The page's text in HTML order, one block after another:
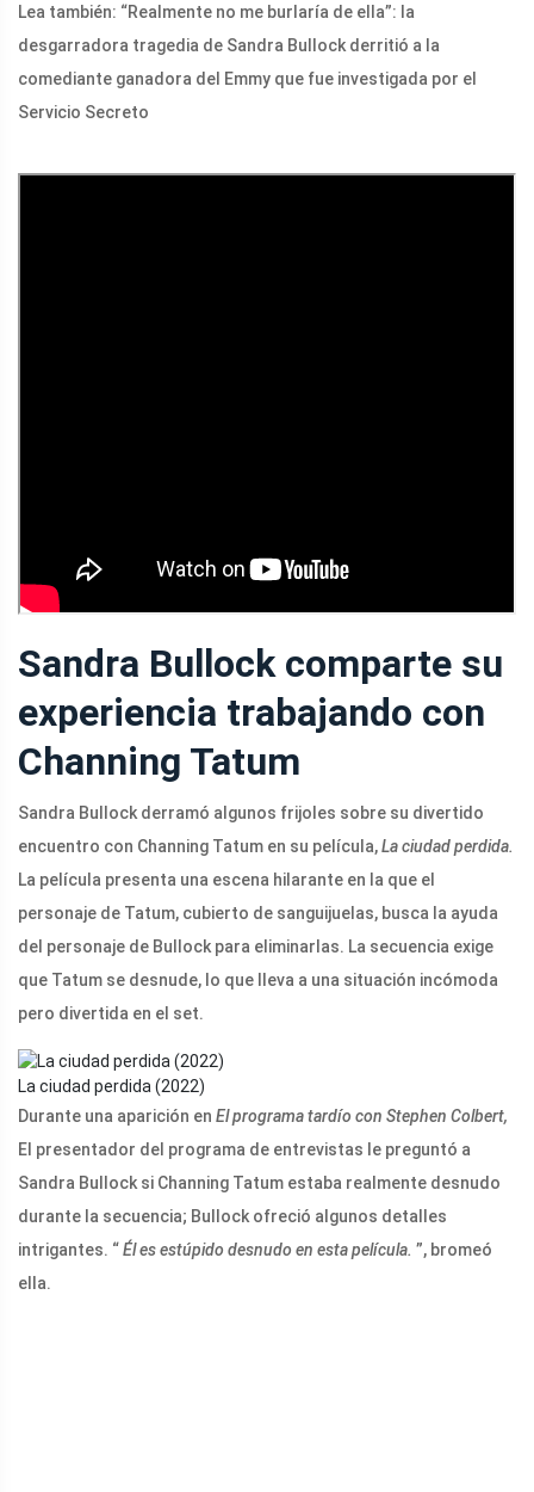
Lea también: “Realmente no me burlaría de ella”: la
desgarradora tragedia de Sandra Bullock derritió a la
comediante ganadora del Emmy que fue investigada por el
Servicio Secreto
Sandra Bullock comparte su
experiencia trabajando con
Channing Tatum
Sandra Bullock derramó algunos frijoles sobre su divertido
encuentro con Channing Tatum en su película,La ciudad perdida.
La película presenta una escena hilarante en la que el
personaje de Tatum, cubierto de sanguijuelas, busca la ayuda
del personaje de Bullock para eliminarlas. La secuencia exige
que Tatum se desnude, lo que lleva a una situación incómoda
pero divertida en el set.
La ciudad perdida (2022)
Durante una aparición en El programa tardío con Stephen Colbert,
El presentador del programa de entrevistas le preguntó a
Sandra Bullock si Channing Tatum estaba realmente desnudo
durante la secuencia; Bullock ofreció algunos detalles
intrigantes. “Él es estúpido desnudo en esta película. ”, bromeó
ella.